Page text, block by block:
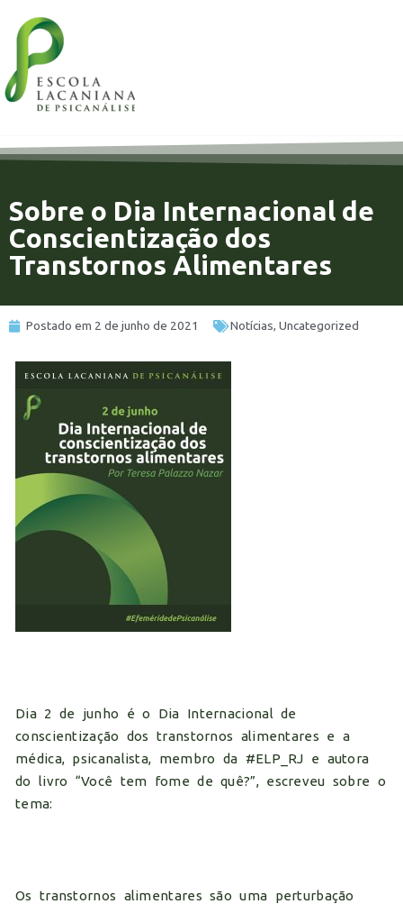
Sobre o Dia Internacional de
Conscientização dos
Transtornos Alimentares
Postado em 2 de junho de 2021 Notícias, Uncategorized
Dia 2 de junho é o Dia Internacional de
conscientização dos transtornos alimentares e a
médica, psicanalista, membro da #ELP_RJ e autora
do livro “Você tem fome de quê?”, escreveu sobre o
tema:
Os transtornos alimentares são uma perturbação